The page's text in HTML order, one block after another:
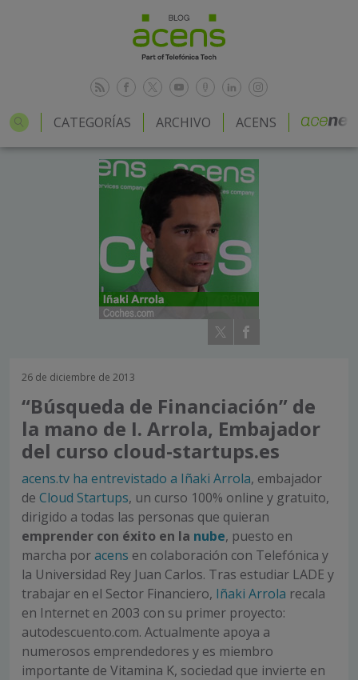
CATEGORÍAS ARCHIVO ACENS
26 de diciembre de 2013
“Búsqueda de Financiación” de
la mano de I. Arrola, Embajador
del curso cloud-startups.es
acens.tv ha entrevistado a Iñaki Arrola, embajador
de Cloud Startups, un curso 100% online y gratuito,
dirigido a todas las personas que quieran
emprender con éxito en la nube, puesto en
marcha poracens en colaboración con Telefónica y
la Universidad Rey Juan Carlos. Tras estudiar LADE y
trabajar en el Sector Financiero, Iñaki Arrola recala
en Internet en 2003 con su primer proyecto:
autodescuento.com. Actualmente apoya a
numerosos emprendedores y es miembro
importante de Vitamina K, sociedad que invierte en